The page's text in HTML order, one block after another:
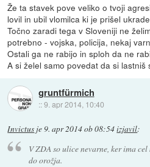
Že ta stavek pove veliko o tvoji
lovil in ubil vlomilca ki je prišel
Točno zaradi tega v Sloveniji ne
potrebno - vojska, policija, nekaj
Ostali ga ne rabijo in sploh da ne
A si želel samo povedat da si lastniš
gruntfürmich
::9. apr 2014, 10:40
Invictus je9. apr 2014 ob 08:54izjavil:
V ZDA so ulice nevarne, ker ima
do orožja.